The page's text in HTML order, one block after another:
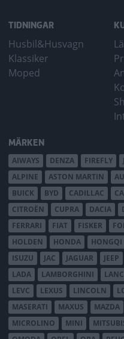
TIDNINGAR
Husbil&Husvagn
Klassiker
Moped
MÄRKEN
AIWAYS DENZA FIREFLY
ALPINE
ASTON MARTIN
BUICK
BYD CADILLAC
CITROËN
CUPRA DACIA
FERRARI
FIAT FISKER
HOLDEN
HONDA HONGQI
ISUZU
JAC JAGUAR JEEP
LADA
LAMBORGHINI
LEVC
LEXUS LINCOLN
MASERATI
MAXUS MAZDA
MICROLINO
MINI